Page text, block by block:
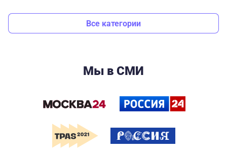
Все категории
Мы в СМИ